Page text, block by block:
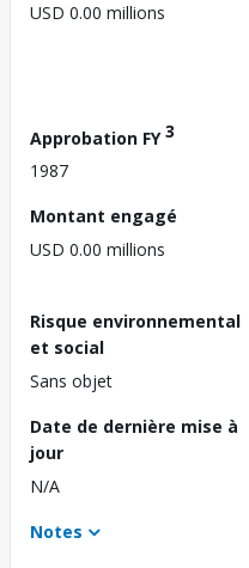
USD 0.00 millions
Approbation FY3
1987
Montant engagé
USD 0.00 millions
Risque environnemental
et social
Sans objet
Date de dernière mise à
jour
N/A
Notes